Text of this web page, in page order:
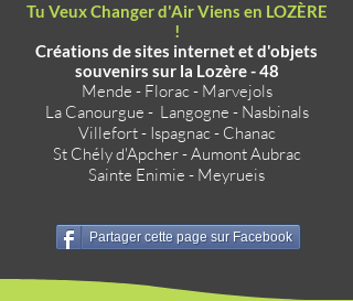
Tu Veux Changer d'Air Viens en LOZÈRE
!
Créations de sites internet et d'objets
souvenirs sur la Lozère - 48
Mende - Florac- Marvejols
La Canourgue - Langogne - Nasbinals
Villefort- Ispagnac- Chanac
St Chély d'Apcher-Aumont Aubrac
Sainte Enimie - Meyrueis
Partager cette page sur Facebook